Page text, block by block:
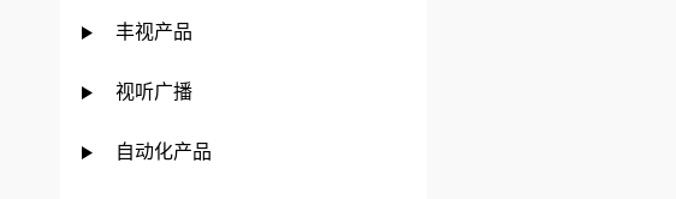
丰视产品
视听广播
自动化产品